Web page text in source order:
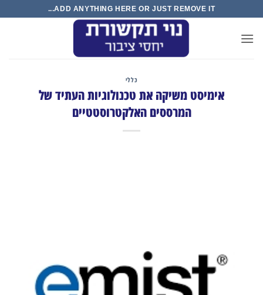
content
ADD ANYTHING HERE OR JUST REMOVE IT...
כללי
אימיסט משיקה את טכנולוגיות העתיד של
המרססים האלקטרוסטטיים